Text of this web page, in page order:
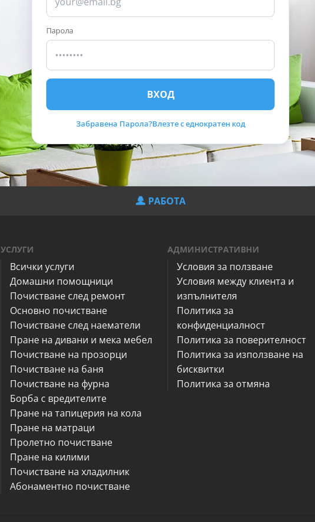
Парола
ВХОД
Забравена Парола?Влезте с еднократен код
РАБОТА
УСЛУГИ
Всички услуги
Домашни помощници
Почистване след ремонт
Основно почистване
Почистване след наематели
Пране на дивани и мека мебел
Почистване на прозорци
Почистване на баня
Почистване на фурна
Борба с вредителите
Пране на тапицерия на кола
Пране на матраци
Пролетно почистване
Пране на килими
Почистване на хладилник
Абонаментно почистване
АДМИНИСТРАТИВНИ
Условия за ползване
Условия между клиента и
изпълнителя
Политика за
конфиденциалност
Политика за поверителност
Политика за използване на
бисквитки
Политика за отмяна